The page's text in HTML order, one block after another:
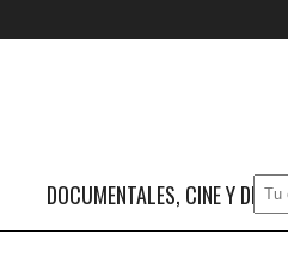
DOCUMENTALES, CINE Y